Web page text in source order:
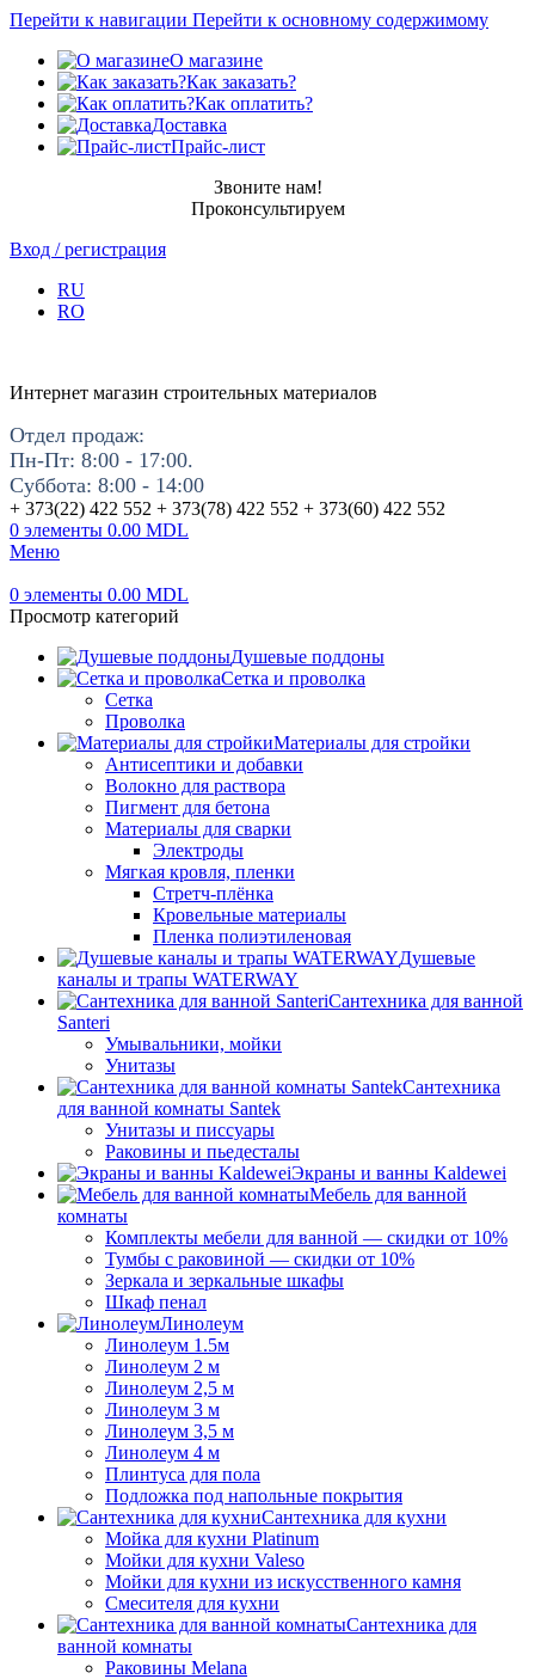
Перейти к навигации Перейти к основному содержимому
О магазине
Как заказать?
Как оплатить?
Доставка
Прайс-лист
Звоните нам!
Проконсультируем
Вход / регистрация
RU
RO
Интернет магазин строительных материалов
Отдел продаж:
Пн-Пт: 8:00 - 17:00.
Суббота: 8:00 - 14:00
+ 373(22) 422 552 + 373(78) 422 552 + 373(60) 422 552
0 элементы 0.00 MDL
Меню
0 элементы 0.00 MDL
Просмотр категорий
Душевые поддоны
Сетка и проволка
Сетка
Проволка
Материалы для стройки
Антисептики и добавки
Волокно для раствора
Пигмент для бетона
Материалы для сварки
Электроды
Мягкая кровля, пленки
Стретч-плёнка
Кровельные материалы
Пленка полиэтиленовая
Душевые
каналы и трапы WATERWAY
Сантехника для ванной
Santeri
Умывальники, мойки
Унитазы
Сантехника
для ванной комнаты Santek
Унитазы и писсуары
Раковины и пьедесталы
Экраны и ванны Kaldewei
Мебель для ванной
комнаты
Комплекты мебели для ванной — скидки от 10%
Тумбы с раковиной — скидки от 10%
Зеркала и зеркальные шкафы
Шкаф пенал
Линолеум
Линолеум 1.5м
Линолеум 2 м
Линолеум 2,5 м
Линолеум 3 м
Линолеум 3,5 м
Линолеум 4 м
Плинтуса для пола
Подложка под напольные покрытия
Сантехника для кухни
Мойка для кухни Platinum
Мойки для кухни Valeso
Мойки для кухни из искусственного камня
Смесителя для кухни
Сантехника для
ванной комнаты
Раковины Melana